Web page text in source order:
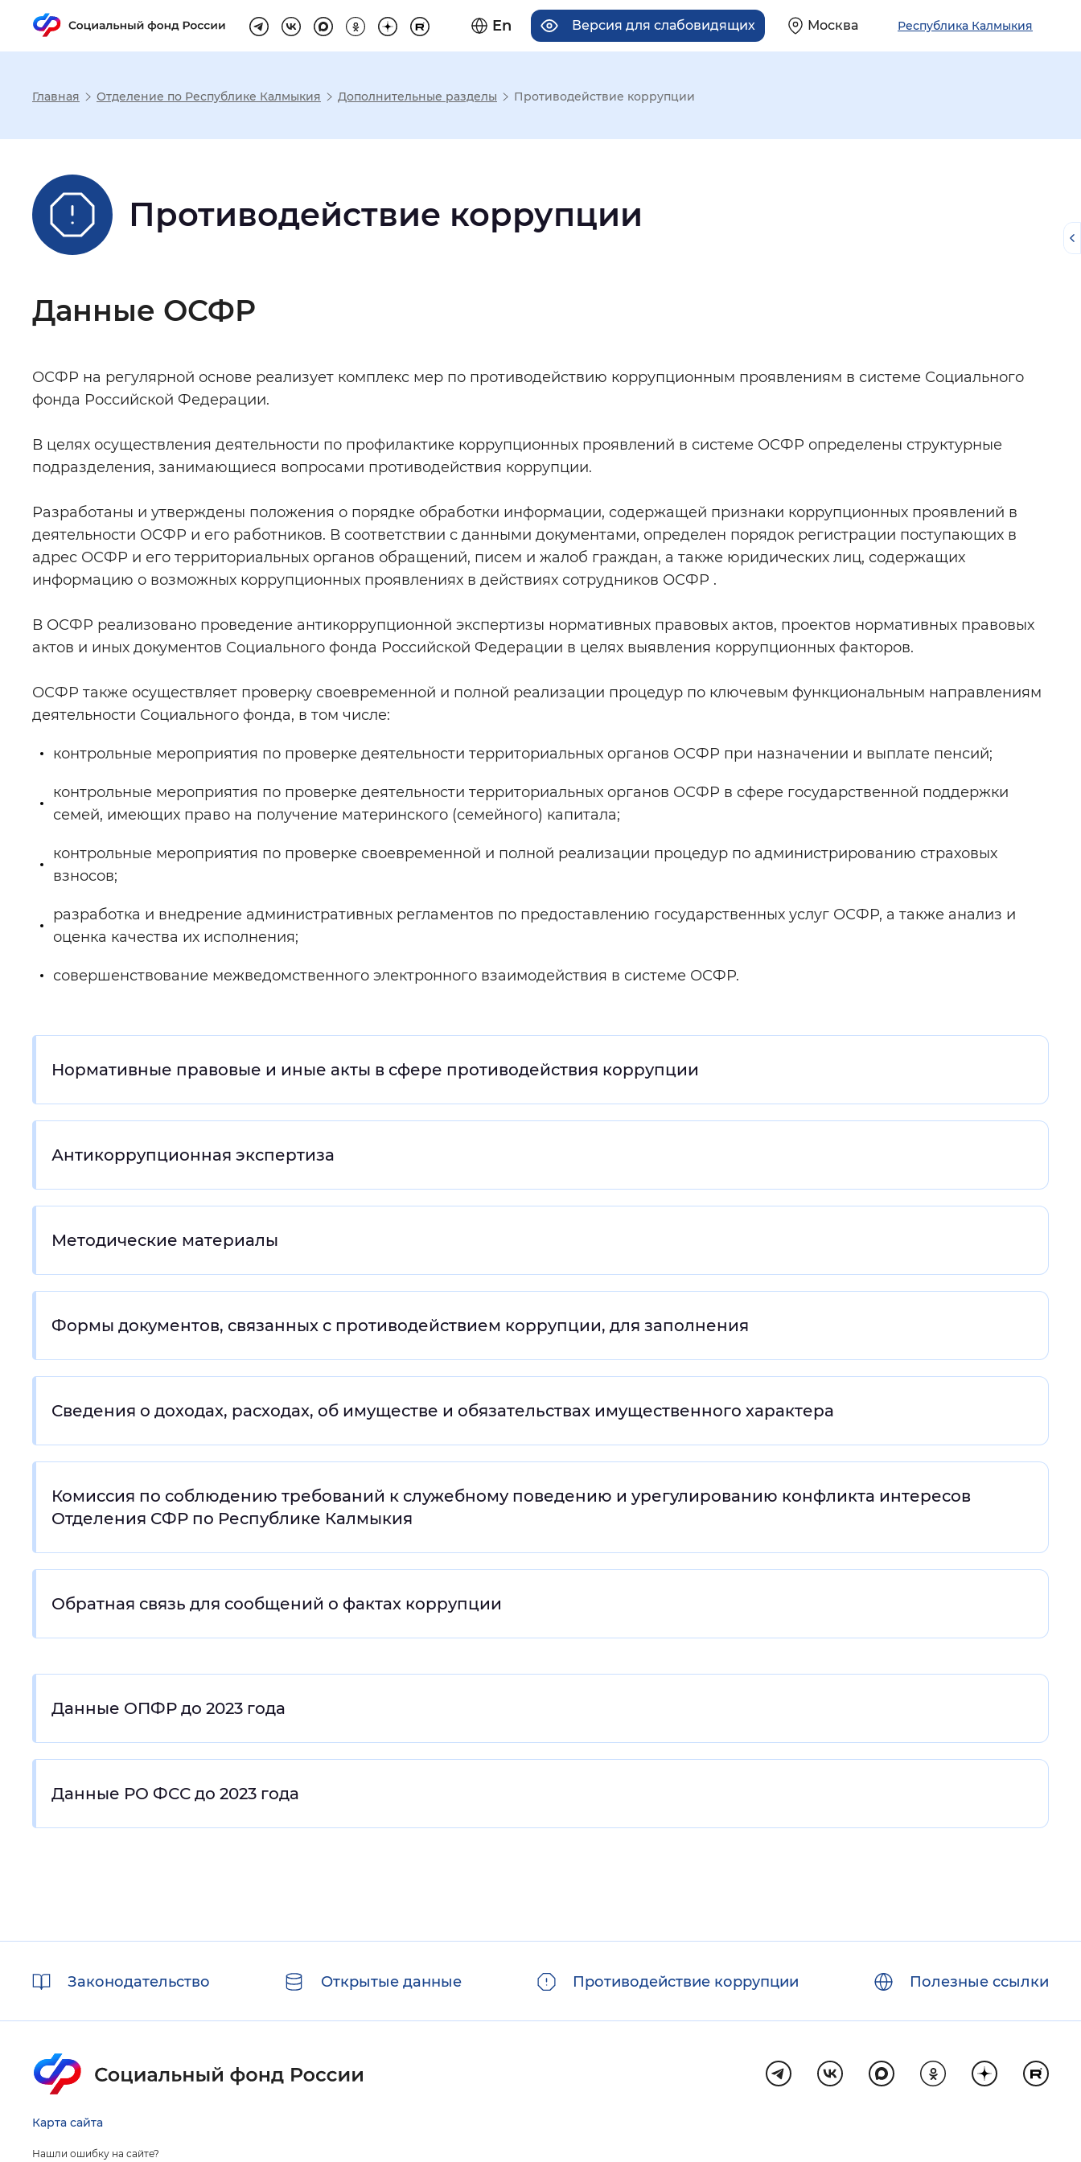
En Версия для слабовидящих Москва Республика Калмыкия
Настройка режима отображения
Размер шрифта
Шрифт
Интервал между буквами
Цвет сайта: Монохромный Инверсивный монохромный Синий фон
Изображения: Включены Выключены
Звуковой ассистент: Воспроизвести Остановить Повторить
Главная Отделение по Республике Калмыкия Дополнительные разделы Противодействие коррупции
Противодействие коррупции
Данные ОСФР
ОСФР на регулярной основе реализует комплекс мер по противодействию коррупционным проявлениям в системе Социального
фонда Российской Федерации.
В целях осуществления деятельности по профилактике коррупционных проявлений в системе ОСФР определены структурные
подразделения, занимающиеся вопросами противодействия коррупции.
Разработаны и утверждены положения о порядке обработки информации, содержащей признаки коррупционных проявлений в
деятельности ОСФР и его работников. В соответствии с данными документами, определен порядок регистрации поступающих в
адрес ОСФР и его территориальных органов обращений, писем и жалоб граждан, а также юридических лиц, содержащих
информацию о возможных коррупционных проявлениях в действиях сотрудников ОСФР .
В ОСФР реализовано проведение антикоррупционной экспертизы нормативных правовых актов, проектов нормативных правовых
актов и иных документов Социального фонда Российской Федерации в целях выявления коррупционных факторов.
ОСФР также осуществляет проверку своевременной и полной реализации процедур по ключевым функциональным направлениям
деятельности Социального фонда, в том числе:
контрольные мероприятия по проверке деятельности территориальных органов ОСФР при назначении и выплате пенсий;
контрольные мероприятия по проверке деятельности территориальных органов ОСФР в сфере государственной поддержки
семей, имеющих право на получение материнского (семейного) капитала;
контрольные мероприятия по проверке своевременной и полной реализации процедур по администрированию страховых
взносов;
разработка и внедрение административных регламентов по предоставлению государственных услуг ОСФР, а также анализ и
оценка качества их исполнения;
совершенствование межведомственного электронного взаимодействия в системе ОСФР.
Нормативные правовые и иные акты в сфере противодействия коррупции
Антикоррупционная экспертиза
Методические материалы
Формы документов, связанных с противодействием коррупции, для заполнения
Сведения о доходах, расходах, об имуществе и обязательствах имущественного характера
Комиссия по соблюдению требований к служебному поведению и урегулированию конфликта интересов
Отделения СФР по Республике Калмыкия
Обратная связь для сообщений о фактах коррупции
Данные ОПФР до 2023 года
Данные РО ФСС до 2023 года
ссылкиЗаконодательство Открытые данные Противодействие коррупции Полезные ссылки
Карта сайта
Нашли ошибку на сайте?